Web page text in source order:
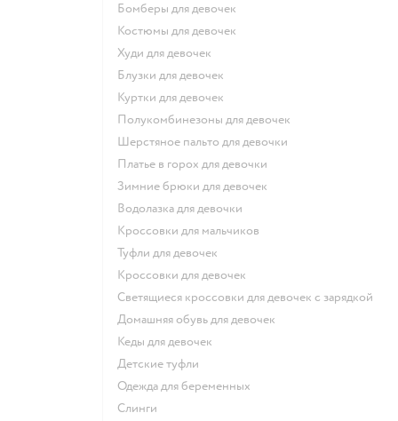
Бомберы для девочек
Костюмы для девочек
Худи для девочек
Блузки для девочек
Куртки для девочек
Полукомбинезоны для девочек
Шерстяное пальто для девочки
Платье в горох для девочки
Зимние брюки для девочек
Водолазка для девочки
Кроссовки для мальчиков
Туфли для девочек
Кроссовки для девочек
Светящиеся кроссовки для девочек с зарядкой
Домашняя обувь для девочек
Кеды для девочек
Детские туфли
Одежда для беременных
Слинги